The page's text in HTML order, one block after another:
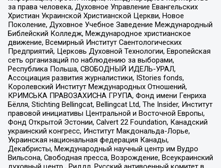
за права человека, Духовное Управление Евангельских
Христиан Украинской Христианской Церкви, Новое
Поколение, Духовное Учебное Заведение Международный
Библейский Колледж, Международное христианское
движение, Всемирный Институт Саентологических
Предприятий, Церковь Духовной Технологии, Европейская
сеть организаций по наблюдению за выборами,
Республика Польша, СВОБОДНЫЙ ИДЕЛЬ-УРАЛ,
Ассоциация развития журналистики, IStories fonds,
Королевский Институт Международных Отношений,
КРИМСЬКА ПРАВОЗАХИСНА ГРУПА, Фонд имени Генриха
Бёлля, Stichting Bellingcat, Bellingcat Ltd, The Insider, Институт
правовой инициативы Центральной и Восточной Европы,
Фонд Открытой Эстонии, Calvert 22 Foundation, Канадский
украинский конгресс, Институт Макдональда-Лорье,
Украинская национальная федерация Канады,
Декабристы, Международный научный центр им Вудро
Вильсона, Свободная пресса, Возрождение, Всеукраинский